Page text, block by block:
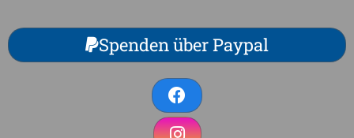
Spenden über Paypal